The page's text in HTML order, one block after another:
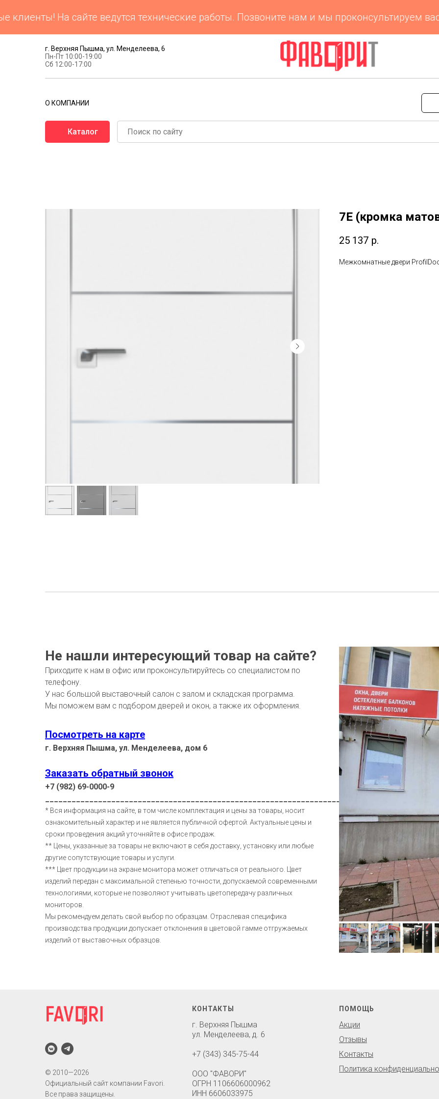
На сайте ведутся технические работы. Позвоните нам и мы проконсультируем вас
г. Верхняя Пышма, ул. Менделеева, 6
Пн-Пт 10:00-19:00
Сб 12:00-17:00
О КОМПАНИИ
Каталог
7Е (кромка
25 137 р.
Межкомнатные двери
Не нашли интересующий товар на сайте?
Приходите к нам в офис или проконсультируйтесь со специалистом по
телефону.
У нас большой выставочный салон с залом и складская программа.
Мы поможем вам с подбором дверей и окон, а также их оформления.
Посмотреть на карте
г. Верхняя Пышма, ул. Менделеева, дом 6
Заказать обратный звонок
+7 (982) 69-0000-9
* Вся информация на сайте, в том числе комплектация и цены за товары, носит
ознакомительный характер и не является публичной офертой. Актуальные цены и
сроки проведения акций уточняйте в офисе продаж.
** Цены, указанные за товары не включают в себя доставку, установку или любые
другие сопутствующие товары и услуги.
*** Цвет продукции на экране монитора может отличаться от реального. Цвет
изделий передан с максимальной степенью точности, допускаемой современными
технологиями, которые не позволяют учитывать цветопередачу различных
мониторов.
Мы рекомендуем делать свой выбор по образцам. Отраслевая специфика
производства продукции допускает отклонения в цветовой гамме отгружаемых
изделий от выставочных образцов.
© 2010—2026
Официальный сайт компании Favori.
Все права защищены.
КОНТАКТЫ
г. Верхняя Пышма
ул. Менделеева, д. 6
+7 (343) 345-75-44
ООО "ФАВОРИ"
ОГРН 1106606000962
ИНН 6606033975
ПОМОЩЬ
Акции
Отзывы
Контакты
Политика